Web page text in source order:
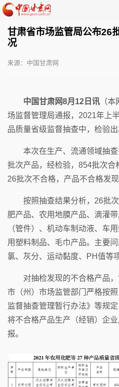
甘肃省市场监管局公布26
况
来源：中国甘肃网
中国甘肃网8月12日讯 （
场监督管理局通报，2021年上
品质量省级监督抽查中，检验
本次在生产、流通领域抽查
批次产品，经检验，854批次合
26批次不合格，产品不合格发现
按照抽查结果分析，26批次
肥产品、农用地膜产品、滴灌
（管件）、机动车制动液、车
用塑料制品、毛巾产品。主要
氯、灰分、运动黏度、PH值等
对抽检发现的不合格产品，
市（州）市场监管部门严格按
监督抽查管理暂行办法》等规
将不合格产品生产（经销）企
报。